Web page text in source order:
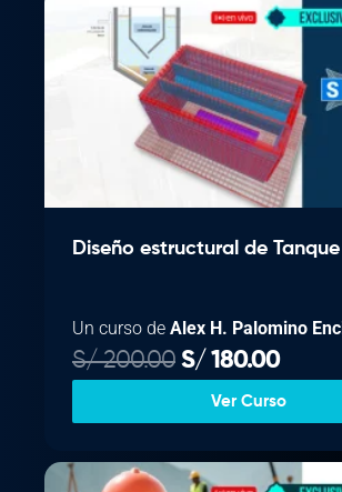
Diseño estructural de Tanque
Un curso de Alex H. Palomino
S/200.00 E
l
e
S/ 180.00E
l
p
e
Ver Curso